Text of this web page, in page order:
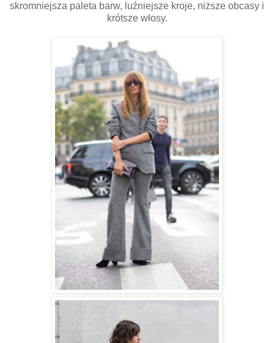
skromniejsza paleta barw, luźniejsze kroje, niższe obcasy i
krótsze włosy.